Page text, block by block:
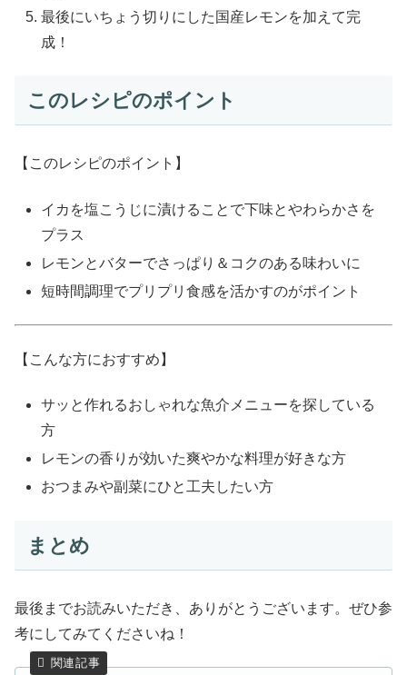
最後にいちょう切りにした国産レモンを加えて完
成！
このレシピのポイント
【このレシピのポイント】
イカを塩こうじに漬けることで下味とやわらかさを
プラス
レモンとバターでさっぱり＆コクのある味わいに
短時間調理でプリプリ食感を活かすのがポイント
【こんな方におすすめ】
サッと作れるおしゃれな魚介メニューを探している
方
レモンの香りが効いた爽やかな料理が好きな方
おつまみや副菜にひと工夫したい方
まとめ
最後までお読みいただき、ありがとうございます。ぜひ参
考にしてみてくださいね！